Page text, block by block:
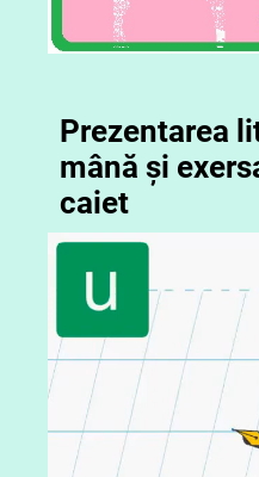
Prezentarea
mână și
caiet